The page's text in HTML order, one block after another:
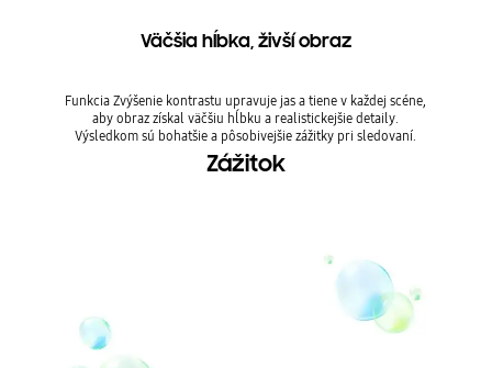
Väčšia hĺbka, živší obraz
Funkcia Zvýšenie kontrastu upravuje jas a tiene v každej scéne,
aby obraz získal väčšiu hĺbku a realistickejšie detaily.
Výsledkom sú bohatšie a pôsobivejšie zážitky pri sledovaní.
Zážitok